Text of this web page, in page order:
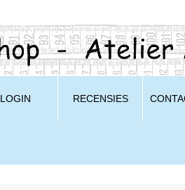
LOGIN RECENSIES